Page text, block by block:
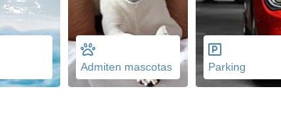
Admiten mascotas Parking